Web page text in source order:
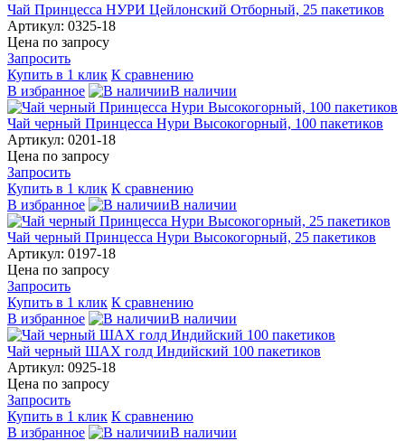
Чай Принцесса НУРИ Цейлонский Отборный, 25 пакетиков
Артикул: 0325-18
Цена по запросу
Запросить
Купить в 1 клик К сравнению
В избранное
В наличии
Чай черный Принцесса Нури Высокогорный, 100 пакетиков
Артикул: 0201-18
Цена по запросу
Запросить
Купить в 1 клик К сравнению
В избранное
В наличии
Чай черный Принцесса Нури Высокогорный, 25 пакетиков
Артикул: 0197-18
Цена по запросу
Запросить
Купить в 1 клик К сравнению
В избранное
В наличии
Чай черный ШАХ голд Индийский 100 пакетиков
Артикул: 0925-18
Цена по запросу
Запросить
Купить в 1 клик К сравнению
В избранное
В наличии